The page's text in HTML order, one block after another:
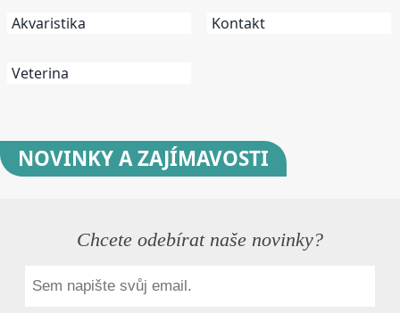
Akvaristika
Veterina
Kontakt
NOVINKYA ZAJÍMAVOSTI
Chcete odebírat naše novinky?